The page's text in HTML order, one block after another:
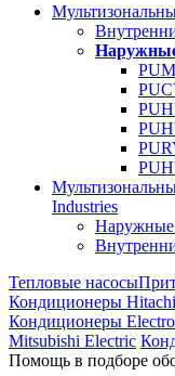
Industries
Наружные
Тепловые насосы
Кондиционеры Hitachi
Кондиционеры
Mitsubishi Electric
Помощь в подборе